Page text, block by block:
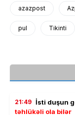
azazpost
pul Tikinti
21:49 İsti duşun
təhlükəli ola bilər